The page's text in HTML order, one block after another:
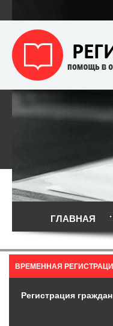
ГЛАВНАЯ
ВРЕМЕННАЯ
Регистрация